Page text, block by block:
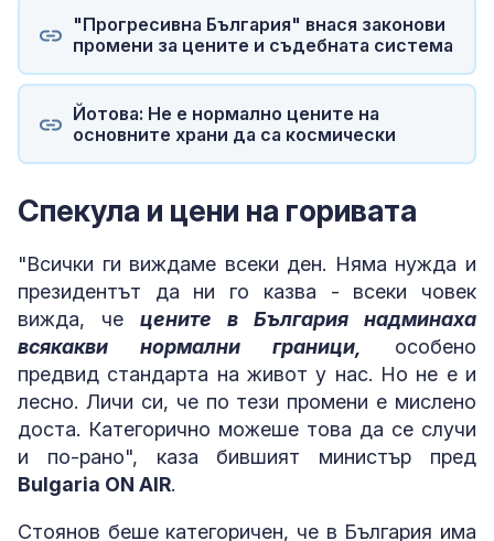
"Прогресивна България" внася законови
промени за цените и съдебната система
Йотова: Не е нормално цените на
основните храни да са космически
Спекула и цени на горивата
"Всички ги виждаме всеки ден. Няма нужда и
президентът да ни го казва - всеки човек
вижда, че цените в България надминаха
всякакви нормални граници,
особено
предвид стандарта на живот у нас. Но не е и
лесно. Личи си, че по тези промени е мислено
доста. Категорично можеше това да се случи
и по-рано", каза бившият министър пред
Bulgaria ON AIR.
Стоянов беше категоричен, че в България има